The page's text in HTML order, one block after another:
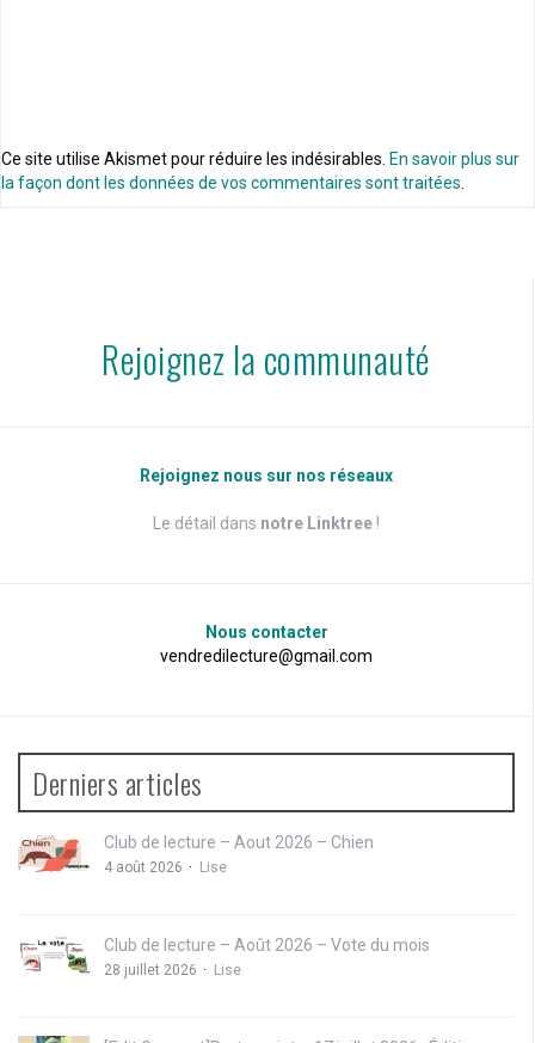
Ce site utilise Akismet pour réduire les indésirables. En savoir plus sur
la façon dont les données de vos commentaires sont traitées
Rejoignez la communauté
Rejoignez nous sur nos réseaux
Le détail dans notre Linktree !
Nous contacter
vendredilecture@gmail.com
Derniers articles
Club de lecture – Aout 2026 – Chien
4 août 2026 Lise
Club de lecture – Août 2026 – Vote du mois
28 juillet 2026 Lise